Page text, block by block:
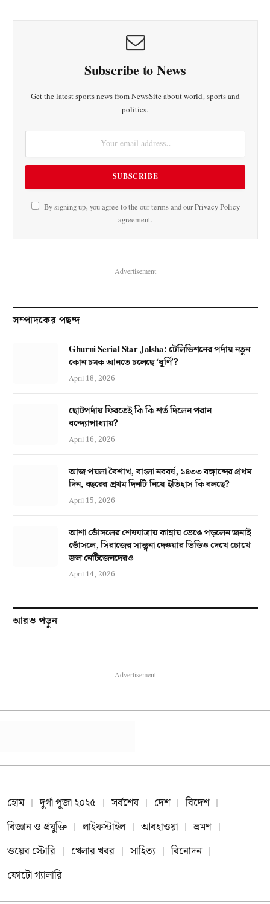
Subscribe to News
Get the latest sports news from NewsSite about world, sports and
politics.
By signing up, you agree to the our terms and ourPrivacy Policy
agreement.
Advertisement
সম্পাদকের পছন্দ
Ghurni Serial Star Jalsha: টেলিভিশনের পর্দায় নতুন
কোন চমক আনতে চলেছে ‘ঘূর্ণি’?
April 18, 2026
ছোটপর্দায় ফিরতেই কি কি শর্ত দিলেন পরান
বন্দ্যোপাধ্যায়?
April 16, 2026
আজ পয়লা বৈশাখ, বাংলা নববর্ষ, ১৪৩৩ বঙ্গাব্দের প্রথম
দিন, বছরের প্রথম দিনটি নিয়ে ইতিহাস কি বলছে?
April 15, 2026
আশা ভোঁসলের শেষযাত্রায় কান্নায় ভেঙে পড়লেন জনাই
ভোঁসলে, সিরাজের সান্ত্বনা দেওয়ার ভিডিও দেখে চোখে
জল নেটিজেনদেরও
April 14, 2026
আরও পড়ুন
Advertisement
হোম দুর্গা পূজা ২০২৫ সর্বশেষ দেশ
বিদেশ
বিজ্ঞান ও প্রযুক্তি
লাইফস্টাইল আবহাওয়া
ভ্রমণ
ওয়েব স্টোরি
খেলার খবর সাহিত্য
বিনোদন
ফোটো গ্যালারি